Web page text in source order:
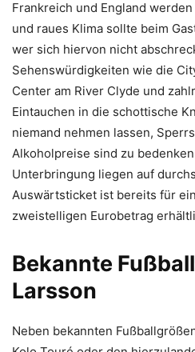
Frankreich und England
und raues Klima sollte beim
wer sich hiervon nicht
Sehenswürdigkeiten wie die
Center am River Clyde und
Eintauchen in die schottische
niemand nehmen lassen,
Alkoholpreise sind zu
Unterbringung liegen auf
Auswärtsticket ist bereits für
zweistelligen Eurobetrag
Bekannte
Larsson
Neben bekannten